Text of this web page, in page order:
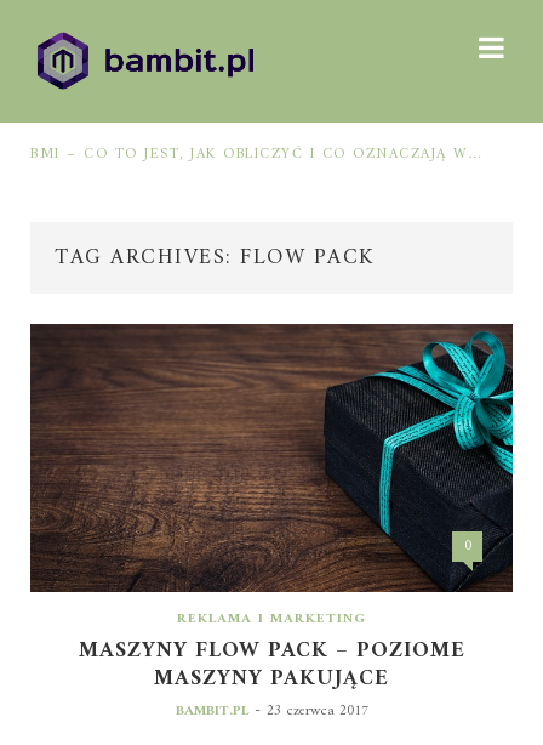
BMI – CO TO JEST, JAK OBLICZYĆ I CO OZNACZAJĄ WYNIKI?
TAG ARCHIVES: FLOW PACK
0
REKLAMA I MARKETING
MASZYNY FLOW PACK – POZIOME
MASZYNY PAKUJĄCE
BAMBIT.PL - 23 czerwca 2017